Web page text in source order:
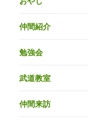
仲間紹介
勉強会
武道教室
仲間来訪